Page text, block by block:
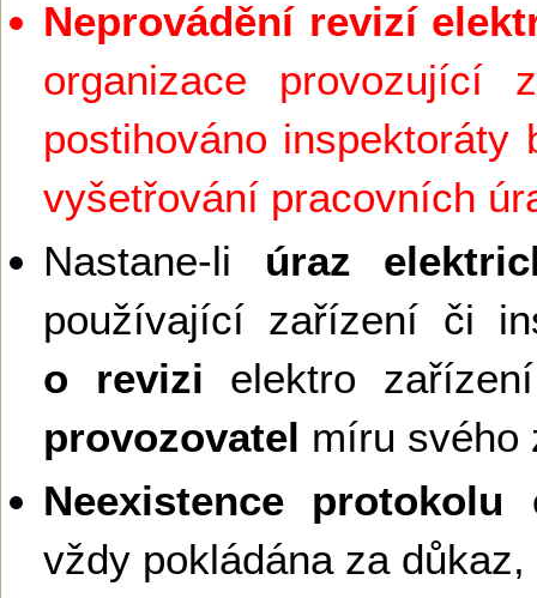
Neprovádění revizí
organizace
postihováno
vyšetřování pracovních
Nastane-li úraz
používající zařízení či
o revizi elektro
provozovatel míru svého
Neexistence protokolu
vždy pokládána za